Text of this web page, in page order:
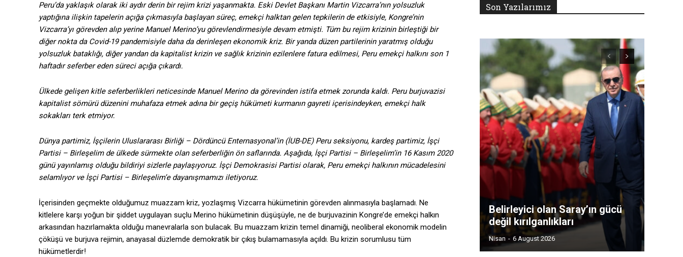
Peru’da yaklaşık olarak iki aydır derin bir rejim krizi yaşanmakta. Eski Devlet Başkanı Martin Vizcarra’nın yolsuzluk
yaptığına ilişkin tapelerin açığa çıkmasıyla başlayan süreç, emekçi halktan gelen tepkilerin de etkisiyle, Kongre’nin
Vizcarra’yı görevden alıp yerine Manuel Merino’yu görevlendirmesiyle devam etmişti. Tüm bu rejim krizinin birleştiği bir
diğer nokta da Covid-19 pandemisiyle daha da derinleşen ekonomik kriz. Bir yanda düzen partilerinin yaratmış olduğu
yolsuzluk bataklığı, diğer yandan da kapitalist krizin ve sağlık krizinin ezilenlere fatura edilmesi, Peru emekçi halkını son 1
haftadır seferber eden süreci açığa çıkardı.
Ülkede gelişen kitle seferberlikleri neticesinde Manuel Merino da görevinden istifa etmek zorunda kaldı. Peru burjuvazisi
kapitalist sömürü düzenini muhafaza etmek adına bir geçiş hükümeti kurmanın gayreti içerisindeyken, emekçi halk
sokakları terk etmiyor.
Dünya partimiz, İşçilerin Uluslararası Birliği – Dördüncü Enternasyonal’in (İUB-DE) Peru seksiyonu, kardeş partimiz, İşçi
Partisi – Birleşelim de ülkede sürmekte olan seferberliğin ön saflarında. Aşağıda, İşçi Partisi – Birleşelim’in 16 Kasım 2020
günü yayınlamış olduğu bildiriyi sizlerle paylaşıyoruz. İşçi Demokrasisi Partisi olarak, Peru emekçi halkının mücadelesini
selamlıyor ve İşçi Partisi – Birleşelim’e dayanışmamızı iletiyoruz.
İçerisinden geçmekte olduğumuz muazzam kriz, yozlaşmış Vizcarra hükümetinin görevden alınmasıyla başlamadı. Ne
kitlelere karşı yoğun bir şiddet uygulayan suçlu Merino hükümetinin düşüşüyle, ne de burjuvazinin Kongre’de emekçi halkın
arkasından hazırlamakta olduğu manevralarla son bulacak. Bu muazzam krizin temel dinamiği, neoliberal ekonomik modelin
çöküşü ve burjuva rejimin, anayasal düzlemde demokratik bir çıkış bulamamasıyla açıldı. Bu krizin sorumlusu tüm
hükümetlerdir!
Son Yazılarımız
Belirleyici olan Saray’ın gücü
değil kırılganlıkları
Nisan - 6 August 2026